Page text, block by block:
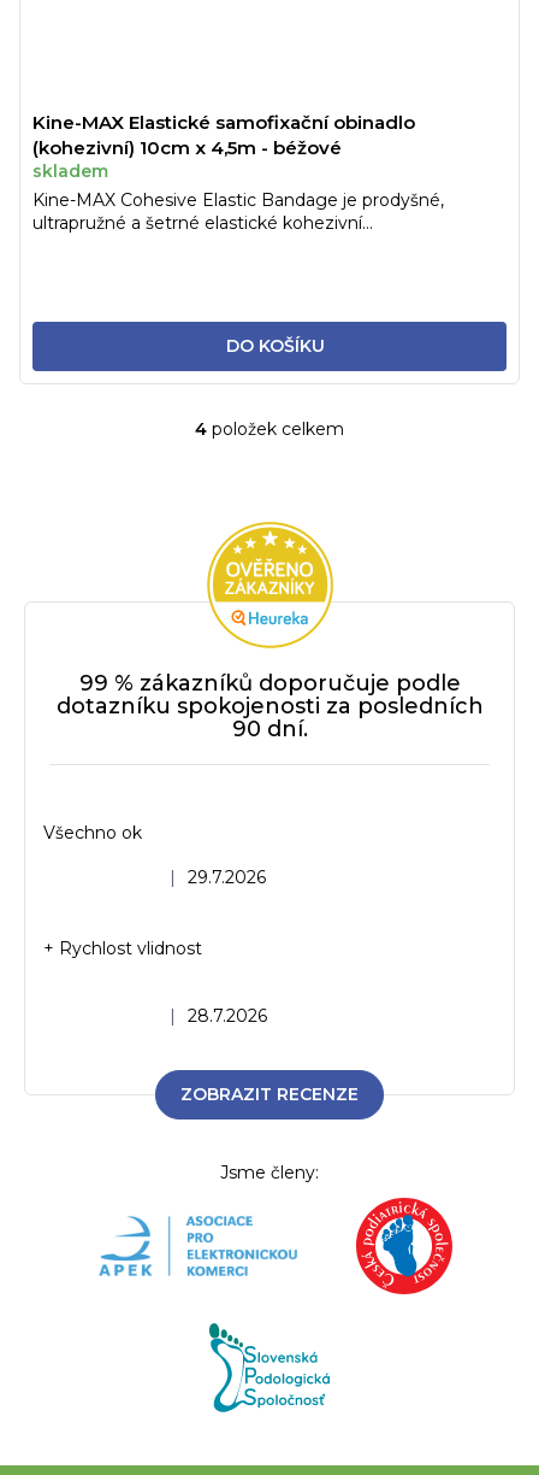
Kine-MAX Elastické samofixační obinadlo
(kohezivní) 10cm x 4,5m - béžové
skladem
DO KOŠÍKU
Kine-MAX Cohesive Elastic Bandage je prodyšné,
ultrapružné a šetrné elastické kohezivní...
O
á
d
a
c
í
p
r
v
k
y
4 položek celkem
99 % zákazníků doporučuje podle
dotazníku spokojenosti za posledních
90 dní.
Hodnocení obchodu je 5 z 5 hvězdiček.
| 29.7.2026
Všechno ok
Hodnocení obchodu je 5 z 5 hvězdiček.
| 28.7.2026
+ Rychlost vlidnost
ZOBRAZIT RECENZE
Jsme členy: